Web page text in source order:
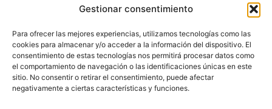
Gestionar consentimiento
Para ofrecer las mejores experiencias, utilizamos tecnologías como las
cookies para almacenar y/o acceder a la información del dispositivo. El
consentimiento de estas tecnologías nos permitirá procesar datos como
el comportamiento de navegación o las identificaciones únicas en este
sitio. No consentir o retirar el consentimiento, puede afectar
negativamente a ciertas características y funciones.